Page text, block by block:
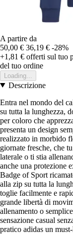
A partire da
50,00 € 36,19 € -28%
+1,81 € offerti sul tuo
del tuo ordine
Loading...
Descrizione
Entra nel mondo del
su tutta la lunghezza,
per coloro che
presenta un design
realizzato in morbido
giornate fresche, che
laterale o ti stia
anche una protezione
Badge of Sport
alla zip su tutta la
toglie facilmente e
grande libertà di
allenamento o
sensazione casual
pratico adidas un